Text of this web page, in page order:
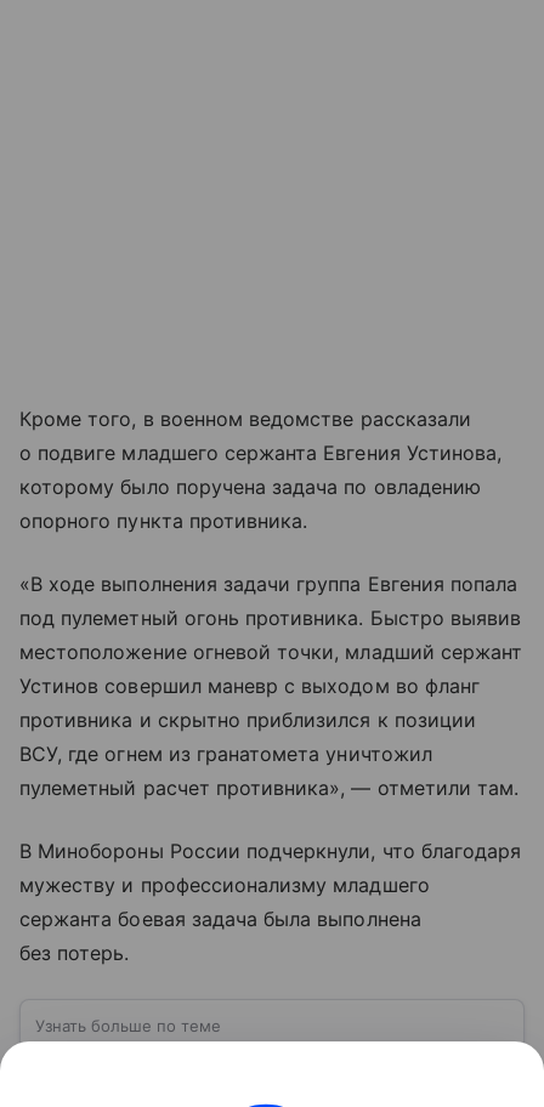
Кроме того, в военном ведомстве рассказали
о подвиге младшего сержанта Евгения Устинова,
которому было поручена задача по овладению
опорного пункта противника.
«В ходе выполнения задачи группа Евгения попала
под пулеметный огонь противника. Быстро выявив
местоположение огневой точки, младший сержант
Устинов совершил маневр с выходом во фланг
противника и скрытно приблизился к позиции
ВСУ, где огнем из гранатомета уничтожил
пулеметный расчет противника», — отметили там.
В Минобороны России подчеркнули, что благодаря
мужеству и профессионализму младшего
сержанта боевая задача была выполнена
без потерь.
Узнать больше по теме